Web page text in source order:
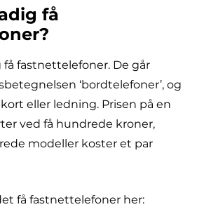
få
få fastnettelefoner. De går
‘bordtelefoner’, og
eller ledning. Prisen på en
ved få hundrede kroner,
modeller koster et par
få fastnettelefoner her: